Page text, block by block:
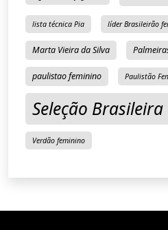
lista técnica Pia líder Brasileirão
Marta Vieira da Silva
paulistao feminino Paulistão
Seleção
Verdão feminino